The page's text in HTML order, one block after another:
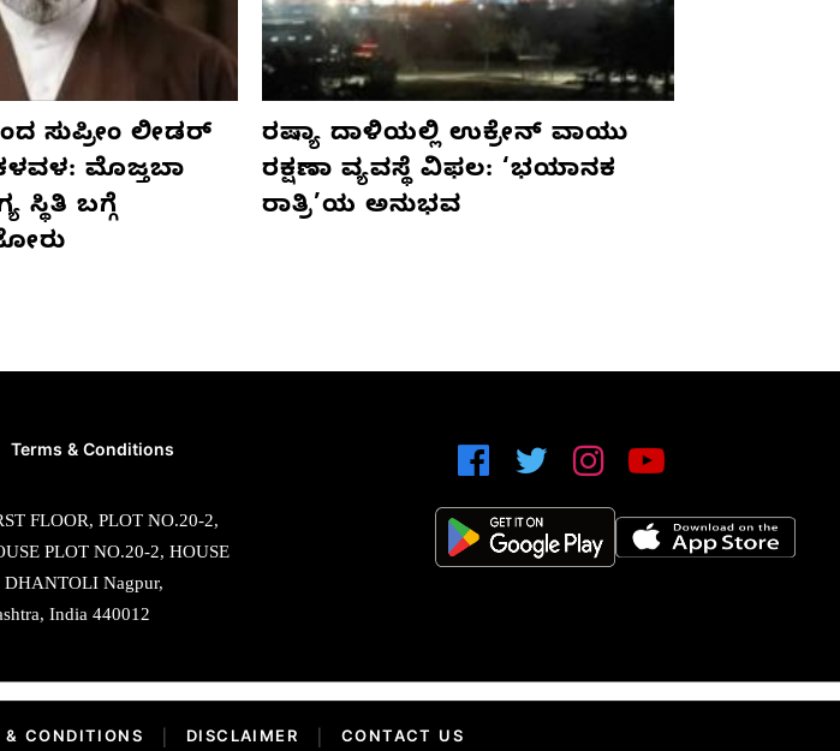
ಸುಪ್ರೀಂ ಲೀಡರ್
ಮೊಜ್ತಬಾ
ಬಗ್ಗೆ
ರಷ್ಯಾ ದಾಳಿಯಲ್ಲಿ ಉಕ್ರೇನ್ ವಾಯು
ರಕ್ಷಣಾ ವ್ಯವಸ್ಥೆ ವಿಫಲ: ‘ಭಯಾನಕ
ರಾತ್ರಿ’ಯ ಅನುಭವ
Terms & Conditions
FLOOR, PLOT NO.20-2,
PLOT NO.20-2, HOUSE
DHANTOLI Nagpur,
India 440012
& CONDITIONS DISCLAIMER CONTACT US